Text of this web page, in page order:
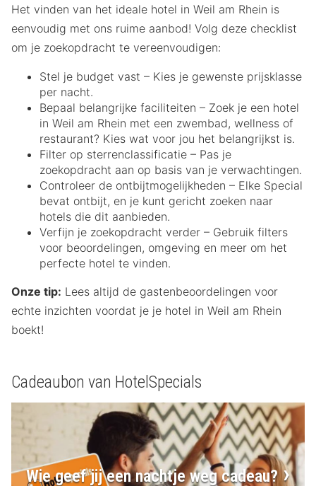
Het vinden van het ideale hotel in Weil am Rhein is
eenvoudig met ons ruime aanbod! Volg deze checklist
om je zoekopdracht te vereenvoudigen:
Stel je budget vast – Kies je gewenste prijsklasse
per nacht.
Bepaal belangrijke faciliteiten – Zoek je een hotel
in Weil am Rhein met een zwembad, wellness of
restaurant? Kies wat voor jou het belangrijkst is.
Filter op sterrenclassificatie – Pas je
zoekopdracht aan op basis van je verwachtingen.
Controleer de ontbijtmogelijkheden – Elke Special
bevat ontbijt, en je kunt gericht zoeken naar
hotels die dit aanbieden.
Verfijn je zoekopdracht verder – Gebruik filters
voor beoordelingen, omgeving en meer om het
perfecte hotel te vinden.
Onze tip: Lees altijd de gastenbeoordelingen voor
echte inzichten voordat je je hotel in Weil am Rhein
boekt!
Cadeaubon van HotelSpecials
Wie geef jij een nachtje weg cadeau?